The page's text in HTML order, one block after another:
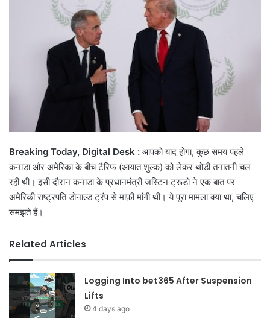
Breaking Today, Digital Desk : आपको याद होगा, कुछ समय पहले
कनाडा और अमेरिका के बीच टैरिफ (आयात शुल्क) को लेकर थोड़ी तनातनी चल
रही थी। इसी दौरान कनाडा के प्रधानमंत्री जस्टिन ट्रूडो ने एक बात पर
अमेरिकी राष्ट्रपति डोनाल्ड ट्रंप से माफ़ी मांगी थी। ये पूरा मामला क्या था, चलिए
समझते हैं।
Related Articles
Logging Into bet365 After Suspension
Lifts
4 days ago